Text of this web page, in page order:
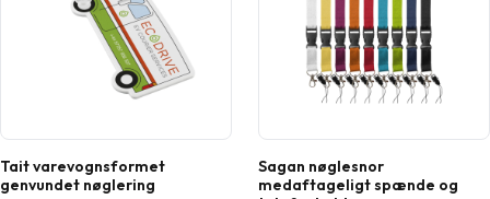
Tait varevognsformet
genvundet nøglering
Sagan nøglesnor
medaftageligt spænde og